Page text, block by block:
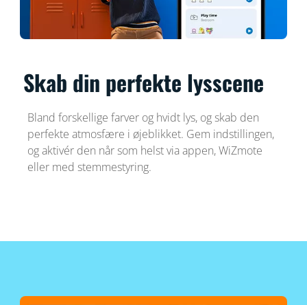
Skab din perfekte lysscene
Bland forskellige farver og hvidt lys, og skab den
perfekte atmosfære i øjeblikket. Gem indstillingen,
og aktivér den når som helst via appen, WiZmote
eller med stemmestyring.